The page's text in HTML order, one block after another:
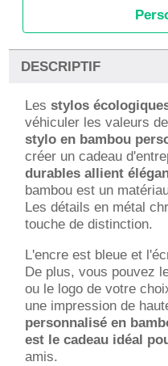
DESCRIPTIF
Lesstylos
véhiculer les valeurs
stylo en bambou
créer un cadeau
durables allient
bambou est un
Les détails en métal
touche de distinction.
L'encre est bleue et
De plus, vous pouvez
ou le logo de votre
une impression de
personnalisé en
est le cadeau idéal
amis.